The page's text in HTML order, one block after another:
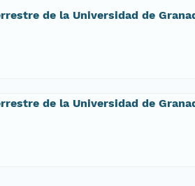
de la Universidad de
de la Universidad de